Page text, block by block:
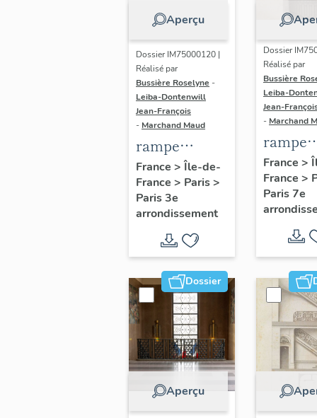
Aperçu
Dossier IM75000120 |
Réalisé par
Bussière Roselyne -
Leiba-Dontenwill
Jean-François
- Marchand Maud
rampe
d'appui,
escalier du
couvent de la
étudié)
France > Île-de-
France > Paris>
Paris 3e
arrondissement
Dossier
Réalisé par
Bussière
Leiba-
Jean-
- Marchand
rampe
d'appui,
escalier
France >
France >
Paris 7e
Dossier
Aperçu